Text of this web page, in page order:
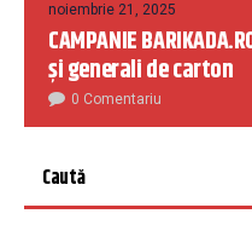
noiembrie 21, 2025
CAMPANIE
și generali de carton
0 Comentariu